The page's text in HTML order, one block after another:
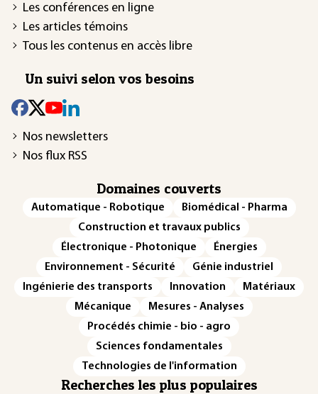
Les conférences en ligne
Les articles témoins
Tous les contenus en accès libre
Un suivi selon vos besoins
Nos newsletters
Nos flux RSS
Domaines couverts
Automatique - Robotique
Biomédical - Pharma
Construction et travaux publics
Électronique - Photonique
Énergies
Environnement - Sécurité
Génie industriel
Ingénierie des transports
Innovation
Matériaux
Mécanique
Mesures - Analyses
Procédés chimie - bio - agro
Sciences fondamentales
Technologies de l'information
Recherches les plus populaires